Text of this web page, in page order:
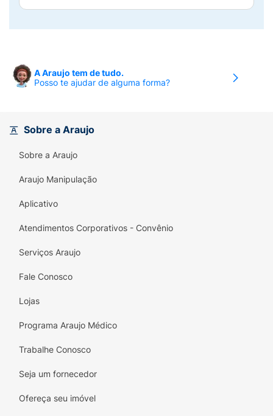
A Araujo tem de tudo.
Posso te ajudar de alguma forma?
Sobre a Araujo
Sobre a Araujo
Araujo Manipulação
Aplicativo
Atendimentos Corporativos - Convênio
Serviços Araujo
Fale Conosco
Lojas
Programa Araujo Médico
Trabalhe Conosco
Seja um fornecedor
Ofereça seu imóvel